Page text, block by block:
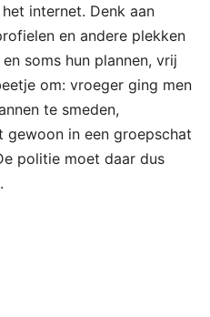
internet. Denk aan
en andere plekken
soms hun plannen, vrij
om: vroeger ging men
te smeden,
in een groepschat
politie moet daar dus